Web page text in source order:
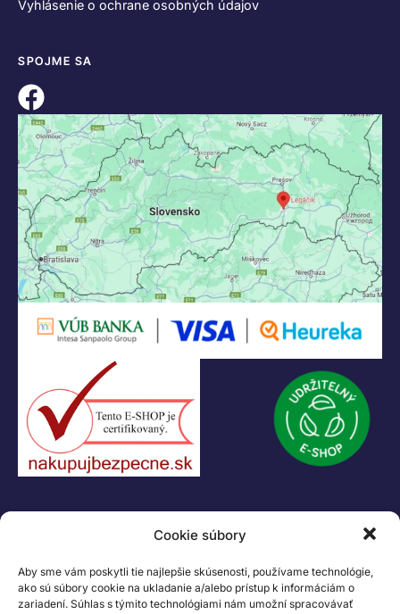
Cookie súbory
Aby sme vám poskytli tie najlepšie skúsenosti, používame technológie,
ako sú súbory cookie na ukladanie a/alebo prístup k informáciám o
zariadení. Súhlas s týmito technológiami nám umožní spracovávať
KONTAKT
+421 55 622 23 18
+421 907 919 608
legacik@legacik.sk
Legáčik s.r.o
Hrnčiarska 2/A
04001 Košice
Slovenská Republika
IČ DPH: SK2023978330
Logo LEGO, minifigures, DUPLO, LEGENDS OF CHIMA, NINJAGO, BIONICLE,
MINDSTORMS a MIXELS sú ochranné známky LEGO Group. ©2026 The
LEGO Group. Všetky práva vyhradené